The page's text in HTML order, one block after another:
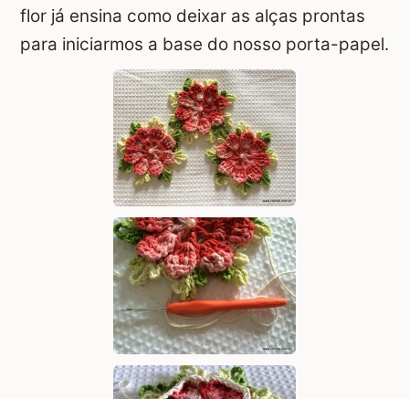
flor já ensina como deixar as alças prontas
para iniciarmos a base do nosso porta-papel.